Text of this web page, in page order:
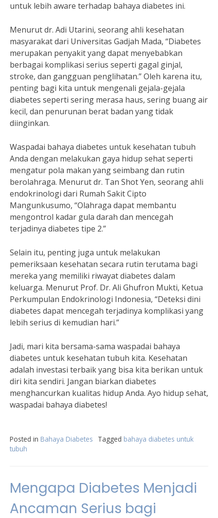
untuk lebih aware terhadap bahaya diabetes ini.
Menurut dr. Adi Utarini, seorang ahli kesehatan
masyarakat dari Universitas Gadjah Mada, “Diabetes
merupakan penyakit yang dapat menyebabkan
berbagai komplikasi serius seperti gagal ginjal,
stroke, dan gangguan penglihatan.” Oleh karena itu,
penting bagi kita untuk mengenali gejala-gejala
diabetes seperti sering merasa haus, sering buang air
kecil, dan penurunan berat badan yang tidak
diinginkan.
Waspadai bahaya diabetes untuk kesehatan tubuh
Anda dengan melakukan gaya hidup sehat seperti
mengatur pola makan yang seimbang dan rutin
berolahraga. Menurut dr. Tan Shot Yen, seorang ahli
endokrinologi dari Rumah Sakit Cipto
Mangunkusumo, “Olahraga dapat membantu
mengontrol kadar gula darah dan mencegah
terjadinya diabetes tipe 2.”
Selain itu, penting juga untuk melakukan
pemeriksaan kesehatan secara rutin terutama bagi
mereka yang memiliki riwayat diabetes dalam
keluarga. Menurut Prof. Dr. Ali Ghufron Mukti, Ketua
Perkumpulan Endokrinologi Indonesia, “Deteksi dini
diabetes dapat mencegah terjadinya komplikasi yang
lebih serius di kemudian hari.”
Jadi, mari kita bersama-sama waspadai bahaya
diabetes untuk kesehatan tubuh kita. Kesehatan
adalah investasi terbaik yang bisa kita berikan untuk
diri kita sendiri. Jangan biarkan diabetes
menghancurkan kualitas hidup Anda. Ayo hidup sehat,
waspadai bahaya diabetes!
Posted in Bahaya Diabetes Tagged bahaya diabetes untuk
tubuh
Mengapa Diabetes Menjadi
Ancaman Serius bagi